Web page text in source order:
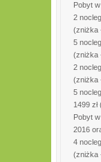
Pobyt
2
(zniżka
5
(zniżka
2
(zniżka
5
1499
Pobyt
2016
4
(zniżka